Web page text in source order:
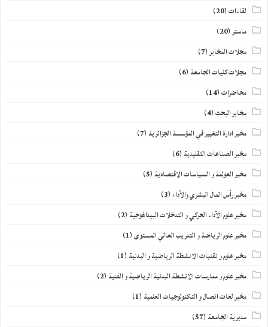
لقاءات(20)
ماستر(20)
مجلات المخابر(7)
مجلات كليات الجامعة (6)
محاضرات(14)
مخابر البحث(4)
مخبر ادارة التغيير في المؤسسة الجزائرية (7)
مخبر الصناعات التقليدية (6)
مخبر العولمة و السياسات الاقتصادية (5)
مخبر رأس المال البشري والأداء(3)
مخبر علوم الأداء الحركي و التدخلات البيداغوجية (2)
مخبر علوم الرياضة و التدريب العالي المستوى(1)
مخبر علوم و تقنيات الانشطة الرياضية و البدنية (1)
مخبر علوم و ممارسات الانشطة البدنية الرياضية و الفنية (2)
مخبر لغات اتصال و التكنولوجيات العلمية (1)
مديرية الجامعة (57)